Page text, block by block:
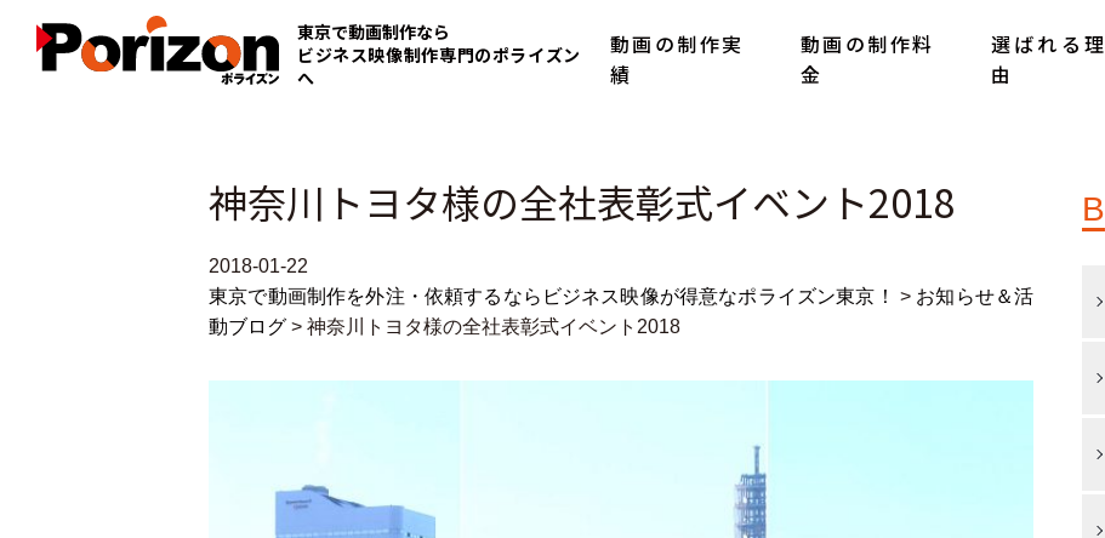
東京で動画制作なら
ビジネス映像制作専門のポライズン
へ
動画の制作実
績
動画の制作料
金
選ばれる理
由
神奈川トヨタ様の全社表彰式イベント2018
2018-01-22
東京で動画制作を外注・依頼するならビジネス映像が得意なポライズン東京！
> お知らせ＆活
動ブログ > 神奈川トヨタ様の全社表彰式イベント2018
B